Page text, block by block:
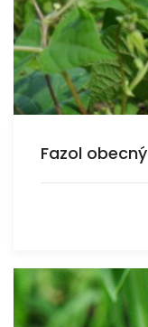
Fazol obecný